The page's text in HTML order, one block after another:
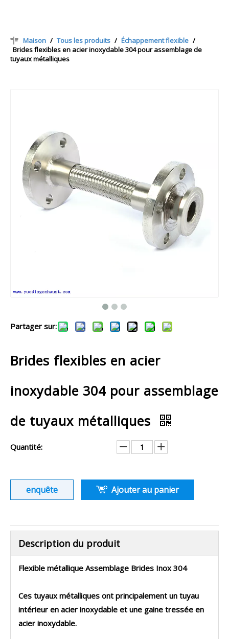
Maison / Tous les produits / Échappement flexible /
Brides flexibles en acier inoxydable 304 pour assemblage de
tuyaux métalliques
Partager sur:
Brides flexibles en acier
inoxydable 304 pour assemblage
de tuyaux métalliques
Quantité:
enquête Ajouter au panier
Description du produit
Flexible métallique Assemblage Brides Inox 304
Ces tuyaux métalliques ont principalement un tuyau
intérieur en acier inoxydable et une gaine tressée en
acier inoxydable.